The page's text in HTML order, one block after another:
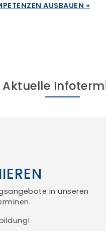
AUSBAUEN »
Aktuelle
in unseren